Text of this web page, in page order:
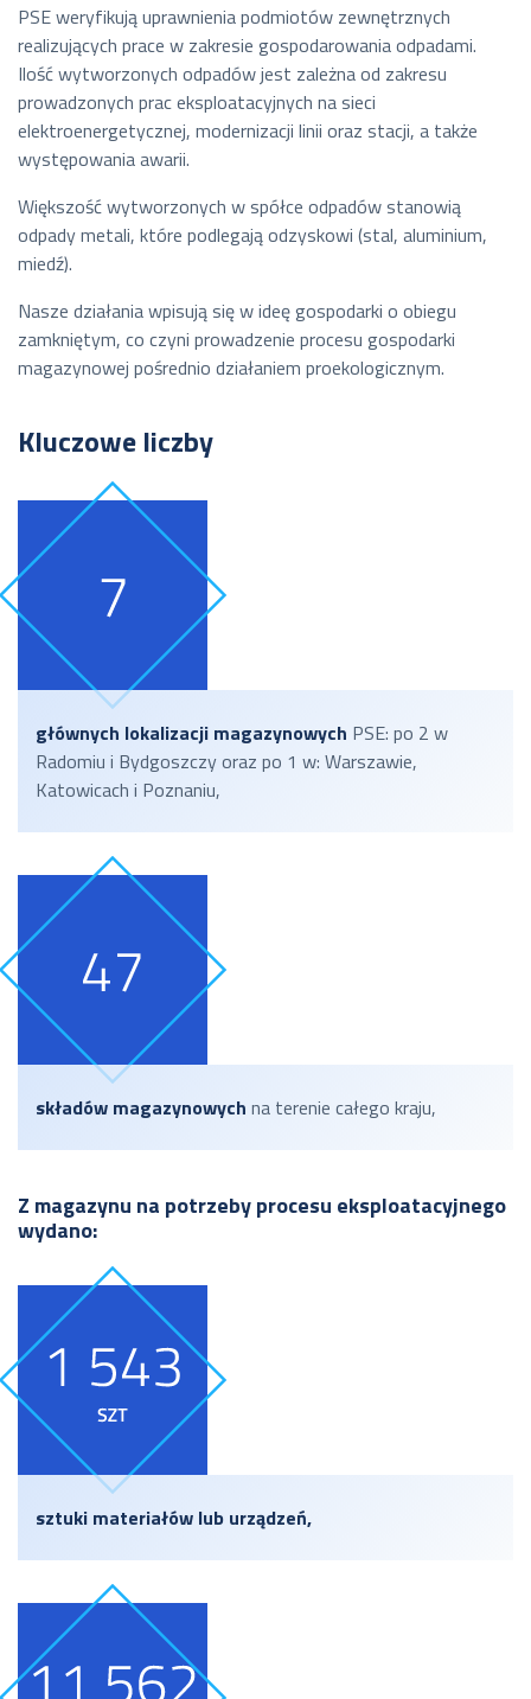
PSE weryfikują uprawnienia podmiotów zewnętrznych
realizujących prace w zakresie gospodarowania odpadami.
Ilość wytworzonych odpadów jest zależna od zakresu
prowadzonych prac eksploatacyjnych na sieci
elektroenergetycznej, modernizacji linii oraz stacji, a także
występowania awarii.
Większość wytworzonych w spółce odpadów stanowią
odpady metali, które podlegają odzyskowi (stal, aluminium,
miedź).
Nasze działania wpisują się w ideę gospodarki o obiegu
zamkniętym, co czyni prowadzenie procesu gospodarki
magazynowej pośrednio działaniem proekologicznym.
Kluczowe liczby
głównych lokalizacji magazynowych PSE: po 2 w
Radomiu i Bydgoszczy oraz po 1 w: Warszawie,
Katowicach i Poznaniu,
składów magazynowych na terenie całego kraju,
Z magazynu na potrzeby procesu eksploatacyjnego
wydano:
sztuki materiałów lub urządzeń,